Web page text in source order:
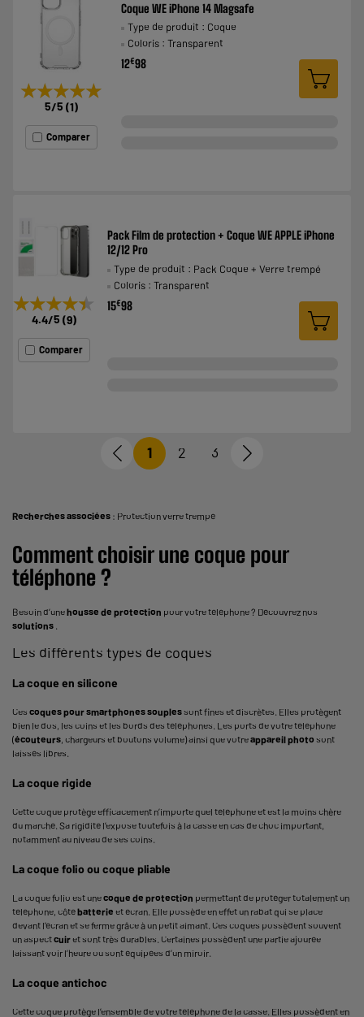
★★★★★
★★★★★
5/5 (1)
Comparer
Coque WE iPhone 14 Magsafe
Type de produit : Coque
Coloris : Transparent
12€98
★★★★★
★★★★★
4.4/5 (9)
Comparer
Pack Film de protection + Coque WE APPLE iPhone
12/12 Pro
Type de produit : Pack Coque + Verre trempé
Coloris : Transparent
15€98
1 2 3
Recherches associées : Protection verre trempé
Comment choisir une coque pour
téléphone ?
Besoin d’unehousse de protection pour votre téléphone ? Découvrez nos
solutions .
Les différents types de coques
La coque en silicone
Ces coques pour smartphones souplessont fines et discrètes. Elles protègent
bien le dos, les coins et les bords des téléphones. Les ports de votre téléphone
(écouteurs, chargeurs et boutons volume) ainsi que votreappareil photo sont
laissés libres.
La coque rigide
Cette coque protège efficacement n’importe quel téléphone et est la moins chère
du marché. Sa rigidité l’expose toutefois à la casse en cas de choc important,
notamment au niveau de ses coins.
La coque folio ou coque pliable
La coque folio est unecoque de protection permettant de protéger totalement un
téléphone, côtébatterie et écran. Elle possède en effet un rabat qui se place
devant l’écran et se ferme grâce à un petit aimant. Ces coques possèdent souvent
un aspectcuiret sont très durables. Certaines possèdent une partie ajourée
laissant voir l’heure ou sont équipées d’un miroir.
La coque antichoc
Cette coque protège l’ensemble de votre téléphone de la casse. Elles possèdent en